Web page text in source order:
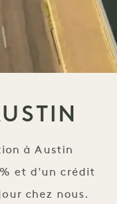
à Austin
et d'un crédit
chez nous.